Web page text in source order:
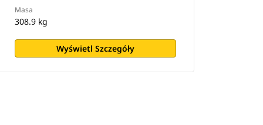
Masa
308.9 kg
Wyświetl Szczegóły